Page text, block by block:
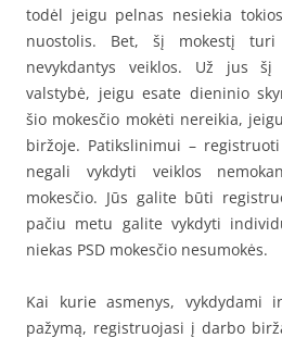
todėl jeigu pelnas nesiekia
nuostolis. Bet, šį mokestį
nevykdantys veiklos. Už jus
valstybė, jeigu esate dieninio
šio mokesčio mokėti nereikia,
biržoje. Patikslinimui –
negali vykdyti veiklos
mokesčio. Jūs galite būti
pačiu metu galite vykdyti
niekas PSD mokesčio nesumokės.
Kai kurie asmenys, vykdydami
pažymą, registruojasi į darbo